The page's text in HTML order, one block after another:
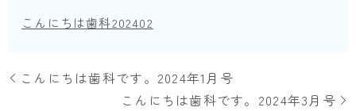
こんにちは歯科202402
こんにちは歯科です。2024年1月号
こんにちは歯科です。2024年3月号